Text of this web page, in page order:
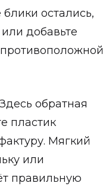
остались,
или добавьте
Здесь обратная
пластик
Мягкий
или
правильную